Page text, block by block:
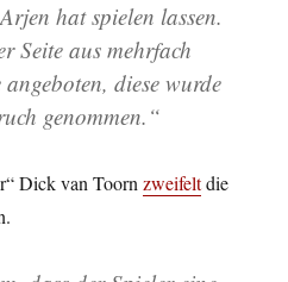
hat spielen lassen.
Seite aus mehrfach
diese wurde
genommen.“
Dick van Toornzweifeltdie